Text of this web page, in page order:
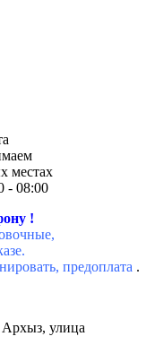
местах
- 08:00
!
предоплата .
Архыз, улица